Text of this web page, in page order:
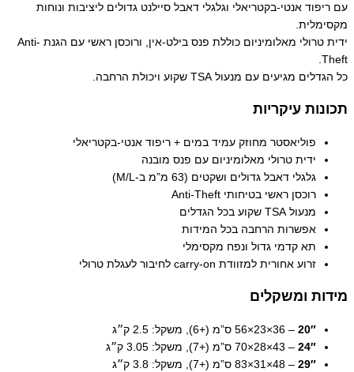
עם ריפוד אנטי-בקטריאלי וגלגלי דאבל סיילנט גדולים ליציבות ונוחות
מקסימלית.
ידית טרולי מאלומיניום כוללת פנס בילט-אין, ורוכסן ראשי עם הגנת Anti-
Theft.
כל הגדלים מגיעים עם מנעול TSA שקוע ויכולת הרחבה.
תכונות עיקריות
פוליאסטר מחוזק עמיד במים + ריפוד אנטי-בקטריאלי
ידית טרולי מאלומיניום עם פנס מובנה
גלגלי דאבל גדולים ושקטים (63 מ”מ ב-M/L)
רוכסן ראשי בטיחותי Anti-Theft
מנעול TSA שקוע בכל הגדלים
אפשרות הרחבה בכל המידות
תא קדמי גדול ונפח מקסימלי
זרוע אחורית למזוודת carry-on לחיבור לעגלת טרולי
מידות ומשקלים
20″ – 36×23×56 ס”מ (+6), משקל: 2.5 ק״ג
24″ – 43×28×70 ס”מ (+7), משקל: 3.05 ק״ג
29″ – 48×31×83 ס”מ (+7), משקל: 3.8 ק״ג